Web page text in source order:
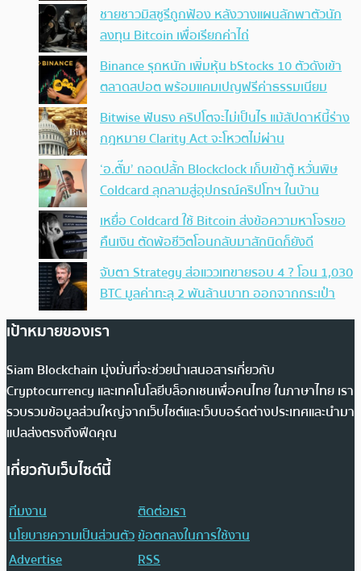
ชายชาวมิสซูรีถูกฟ้อง หลังวางแผนลักพาตัวนัก
ลงทุน Bitcoin เพื่อเรียกค่าไถ่
Binance รุกหนัก เพิ่มหุ้น bStocks 10 ตัวดังเข้า
ตลาดสปอต พร้อมแคมเปญฟรีค่าธรรมเนียม
Bitwise ฟันธง คริปโตจะไม่เป็นไร แม้สัปดาห์นี้ร่าง
กฎหมาย Clarity Act จะโหวตไม่ผ่าน
‘อ.ตั๊ม’ ถอดปลั้ก Blockclock เก็บเข้าตู้ หวั่นพิษ
Coldcard ลุกลามสู่อุปกรณ์คริปโทฯ ในบ้าน
เหยื่อ Coldcard ใช้ Bitcoin ส่งข้อความหาโจรขอ
คืนเงิน ตัดพ้อชีวิตโอนกลับมาสักนิดก็ยังดี
จับตา Strategy ส่อแววเทขายรอบ 4 ? โอน 1,030
BTC มูลค่าทะลุ 2 พันล้านบาท ออกจากกระเป๋า
เป้าหมายของเรา
Siam Blockchain มุ่งมั่นที่จะช่วยนำเสนอสารเกี่ยวกับ
Cryptocurrency และเทคโนโลยีบล็อกเชนเพื่อคนไทย ในภาษาไทย เรา
รวบรวมข้อมูลส่วนใหญ่จากเว็บไซต์และเว็บบอร์ดต่างประเทศและนำมา
แปลส่งตรงถึงฟีดคุณ
เกี่ยวกับเว็บไซต์นี้
ทีมงาน
ติดต่อเรา
นโยบายความเป็นส่วนตัวข้อตกลงในการใช้งาน
Advertise
RSS